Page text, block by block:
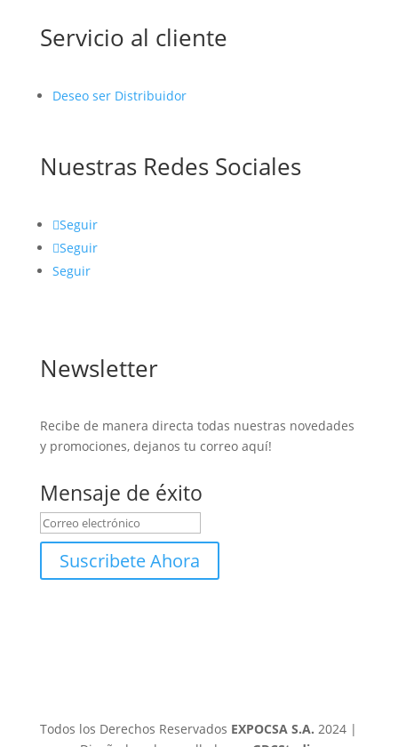
Servicio al cliente
Deseo ser Distribuidor
Nuestras Redes Sociales
Seguir
Seguir
Seguir
Newsletter
Recibe de manera directa todas nuestras novedades
y promociones, dejanos tu correo aquí!
Mensaje de éxito
Suscribete Ahora
Todos los Derechos Reservados EXPOCSA S.A. 2024 |